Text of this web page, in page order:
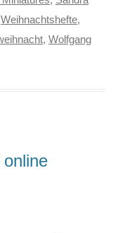
Weihnachtshefte,
, Wolfgang